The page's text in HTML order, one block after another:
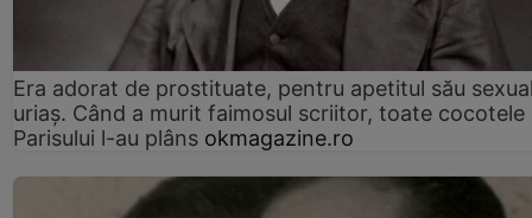
Era adorat de prostituate, pentru apetitul său
uriaș. Când a murit faimosul scriitor, toate cocotele
Parisului l-au plâns okmagazine.ro